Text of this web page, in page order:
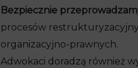
Bezpiecznie
procesów
organizacyjno-prawnych.
Adwokaci doradzą również